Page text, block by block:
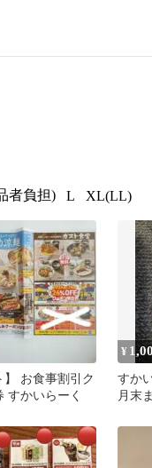
者負担) L XL(LL)
】 お食事割引ク
すかいらーく
¥
すか
月末